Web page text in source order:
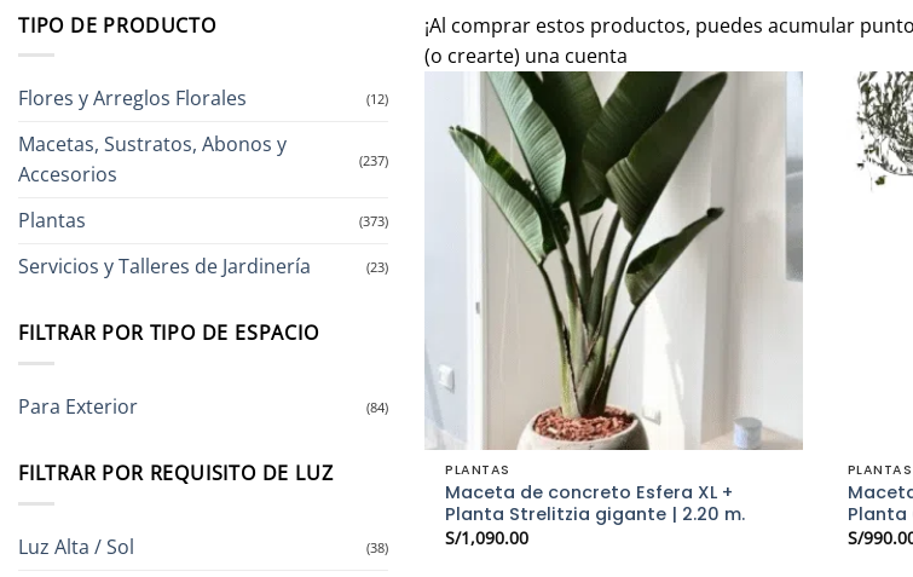
TIPO DE PRODUCTO
Flores y Arreglos Florales (12)
Macetas, Sustratos, Abonos y
Accesorios
(237)
Plantas (373)
Servicios y Talleres de Jardinería (23)
FILTRAR POR TIPO DE ESPACIO
Para Exterior (84)
FILTRAR POR REQUISITO DE LUZ
Luz Alta / Sol (38)
¡Al comprar estos productos, puedes acumular
(o crearte) una cuenta
PLANTAS
Maceta de concreto Esfera XL +
Planta Strelitzia gigante | 2.20 m.
S/1,090.00
PLANTAS
Planta
S/